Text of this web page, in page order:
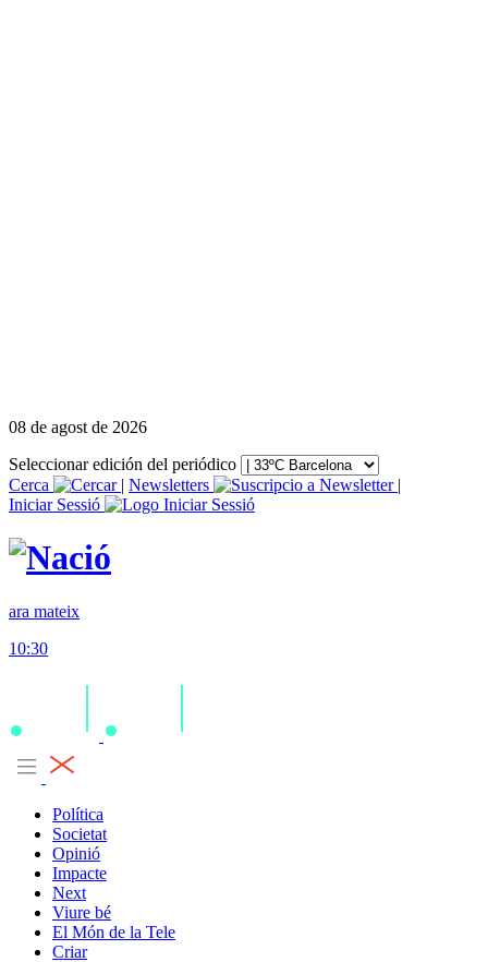
08 de agost de 2026
Seleccionar edición del periódico
Cerca
| Newsletters
|
Iniciar Sessió
ara mateix
10:30
Política
Societat
Opinió
Impacte
Next
Viure bé
El Món de la Tele
Criar